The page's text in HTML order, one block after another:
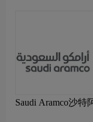
Saudi Aramco沙特